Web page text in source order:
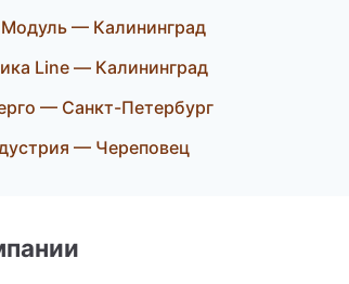
— Калининград
Line — Калининград
— Санкт-Петербург
— Череповец